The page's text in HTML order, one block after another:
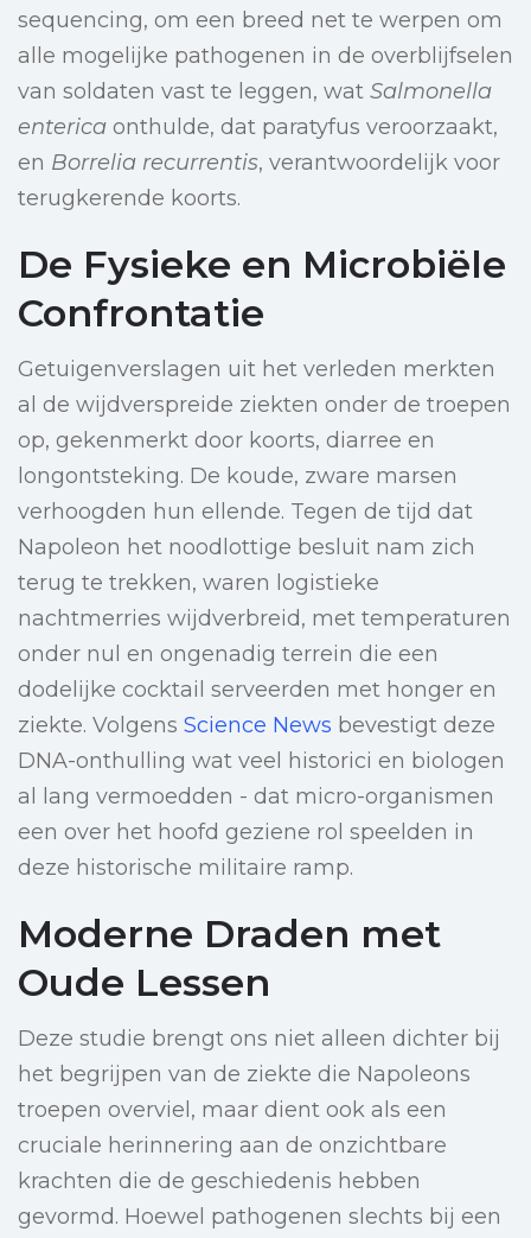
sequencing, om een breed net te werpen om
alle mogelijke pathogenen in de overblijfselen
van soldaten vast te leggen, wat Salmonella
enterica onthulde, dat paratyfus veroorzaakt,
en Borrelia recurrentis, verantwoordelijk voor
terugkerende koorts.
De Fysieke en Microbiële
Confrontatie
Getuigenverslagen uit het verleden merkten
al de wijdverspreide ziekten onder de troepen
op, gekenmerkt door koorts, diarree en
longontsteking. De koude, zware marsen
verhoogden hun ellende. Tegen de tijd dat
Napoleon het noodlottige besluit nam zich
terug te trekken, waren logistieke
nachtmerries wijdverbreid, met temperaturen
onder nul en ongenadig terrein die een
dodelijke cocktail serveerden met honger en
ziekte. Volgens Science News bevestigt deze
DNA-onthulling wat veel historici en biologen
al lang vermoedden - dat micro-organismen
een over het hoofd geziene rol speelden in
deze historische militaire ramp.
Moderne Draden met
Oude Lessen
Deze studie brengt ons niet alleen dichter bij
het begrijpen van de ziekte die Napoleons
troepen overviel, maar dient ook als een
cruciale herinnering aan de onzichtbare
krachten die de geschiedenis hebben
gevormd. Hoewel pathogenen slechts bij een